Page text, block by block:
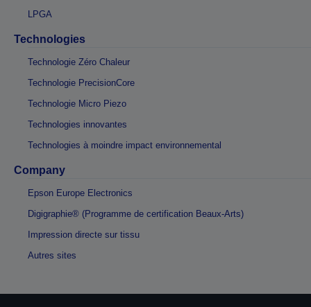
LPGA
Technologies
Technologie Zéro Chaleur
Technologie PrecisionCore
Technologie Micro Piezo
Technologies innovantes
Technologies à moindre impact environnemental
Company
Epson Europe Electronics
Digigraphie® (Programme de certification Beaux-Arts)
Impression directe sur tissu
Autres sites